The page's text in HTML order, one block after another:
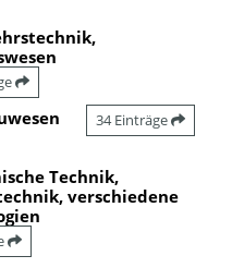
34 Einträge
Technik,
verschiedene